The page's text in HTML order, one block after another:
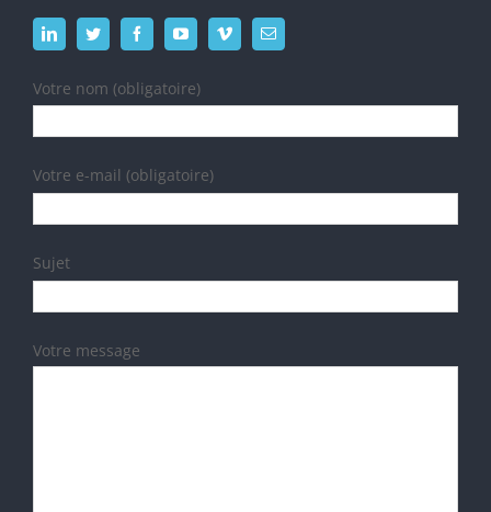
Votre nom (obligatoire)
Votre e-mail (obligatoire)
Sujet
Votre message